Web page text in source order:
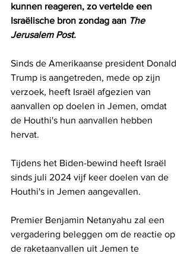
kunnen reageren, zo vertelde een
Israëlische bron zondag aan The
Jerusalem Post.
Sinds de Amerikaanse president Donald
Trump is aangetreden, mede op zijn
verzoek, heeft Israël afgezien van
aanvallen op doelen in Jemen, omdat
de Houthi's hun aanvallen hebben
hervat.
Tijdens het Biden-bewind heeft Israël
sinds juli 2024 vijf keer doelen van de
Houthi's in Jemen aangevallen.
Premier Benjamin Netanyahu zal een
vergadering beleggen om de reactie op
de raketaanvallen uit Jemen te